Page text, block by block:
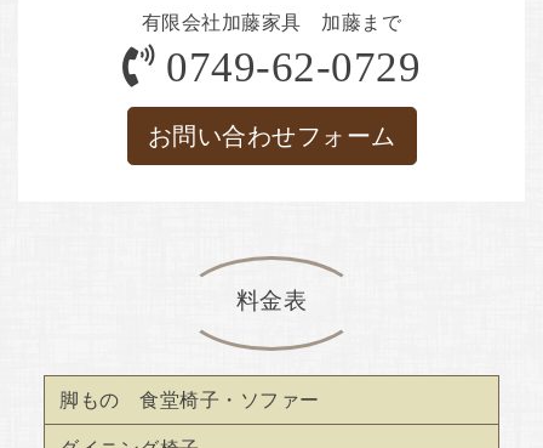
有限会社加藤家具 加藤まで
0749-62-0729
お問い合わせフォーム
料金表
脚もの 食堂椅子・ソファー